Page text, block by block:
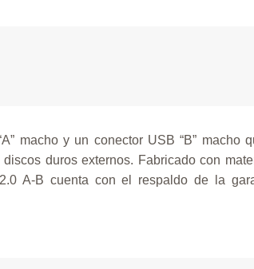
macho y un conector USB “B” macho
duros externos. Fabricado con
A-B cuenta con el respaldo de la